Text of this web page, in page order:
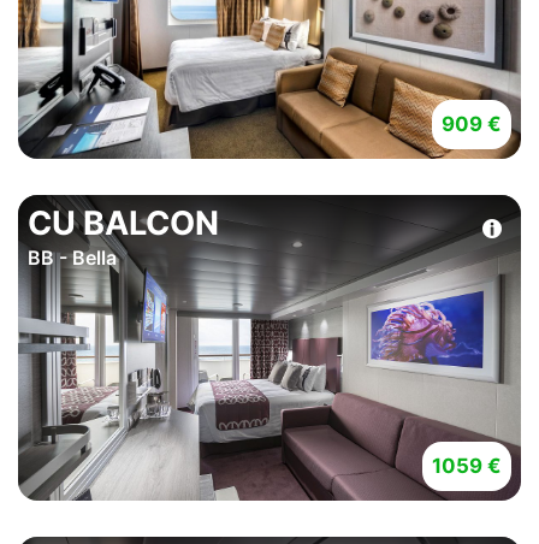
909 €
CU BALCON
BB - Bella
1059 €